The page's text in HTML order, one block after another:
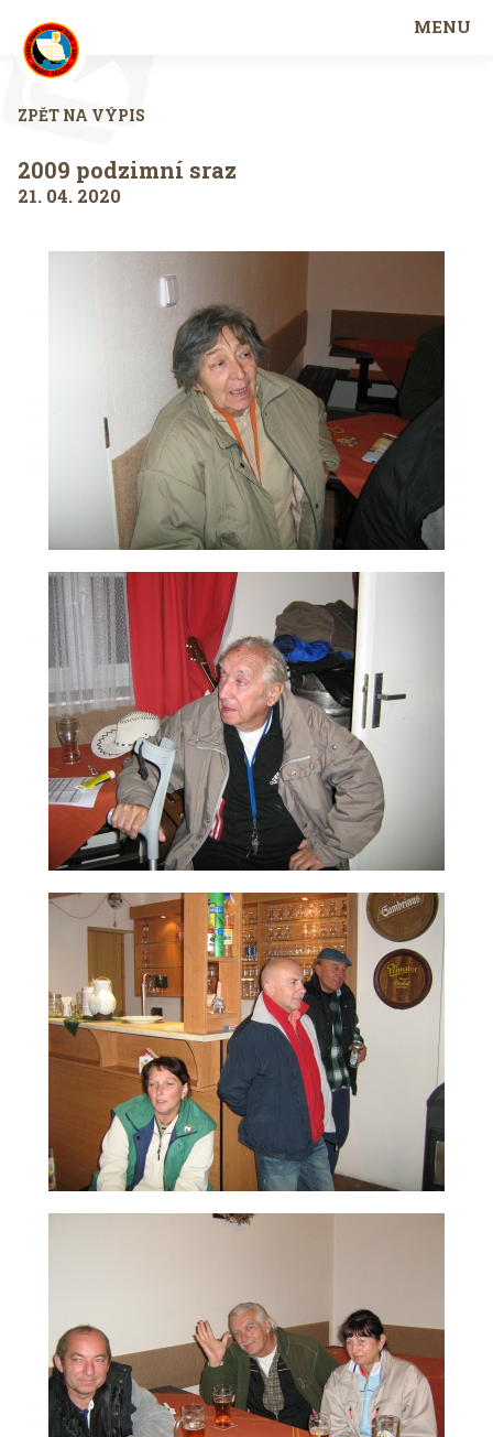
MENU
ZPĚT NA VÝPIS
2009 podzimní sraz
21. 04. 2020